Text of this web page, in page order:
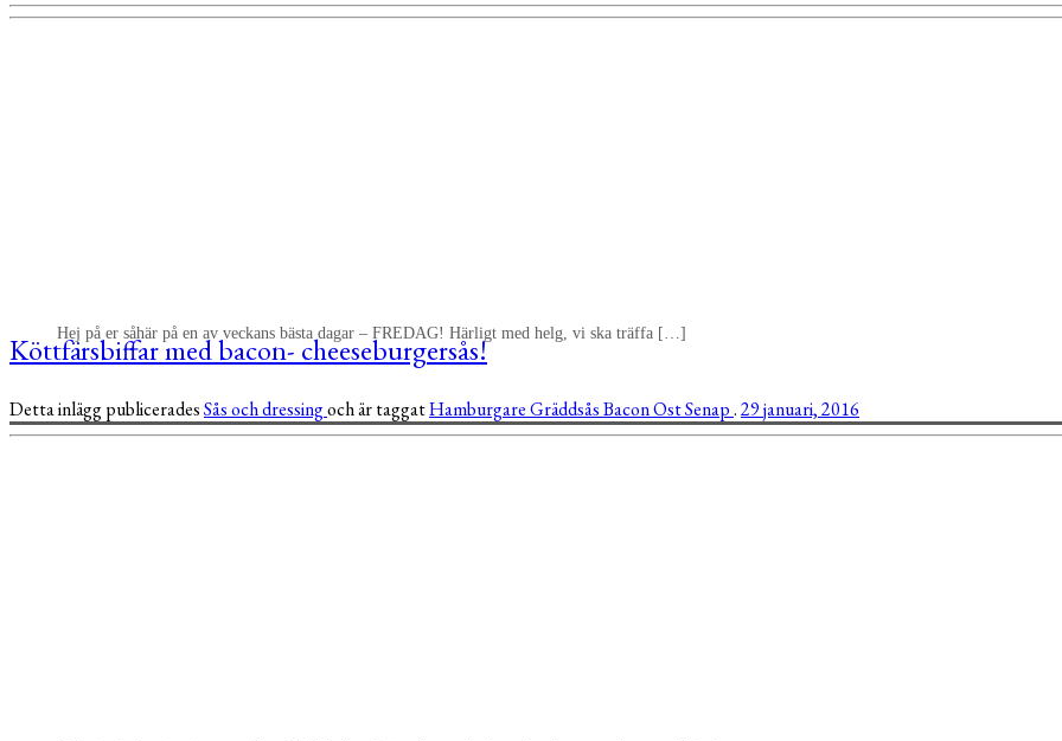
Hej på er såhär på en av veckans bästa dagar – FREDAG! Härligt med helg, vi ska träffa […]
Köttfärsbiffar med bacon- cheeseburgersås!
Detta inlägg publiceradesSås och dressingoch är taggatHamburgareGräddsåsBaconOstSenap.29 januari, 2016